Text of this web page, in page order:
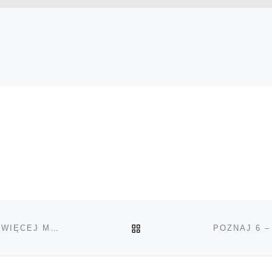
POWRÓT DO LISTY